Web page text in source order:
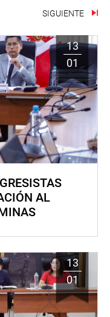
SIGUIENTE
13
01
AL
13
01